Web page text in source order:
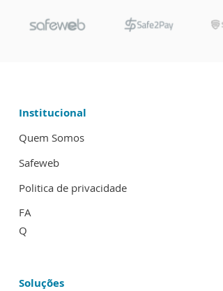
Institucional
Quem Somos
Safeweb
Politica de privacidade
FA
Q
Soluções